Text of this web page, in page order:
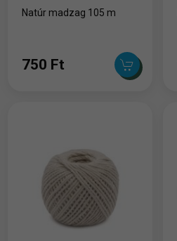
Natúr madzag 105 m
750 Ft